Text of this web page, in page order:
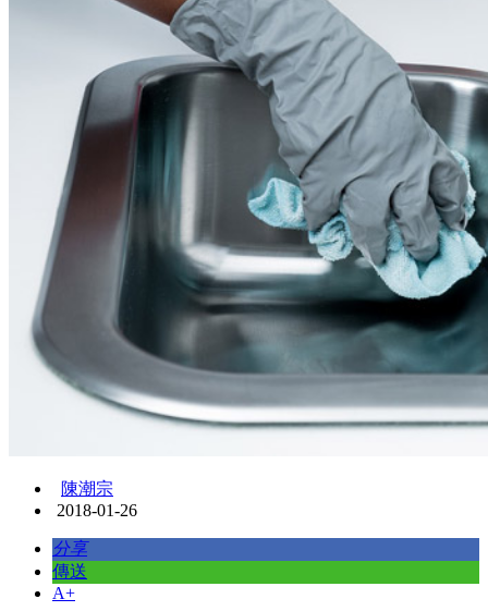
陳潮宗
2018-01-26
分享
傳送
A+